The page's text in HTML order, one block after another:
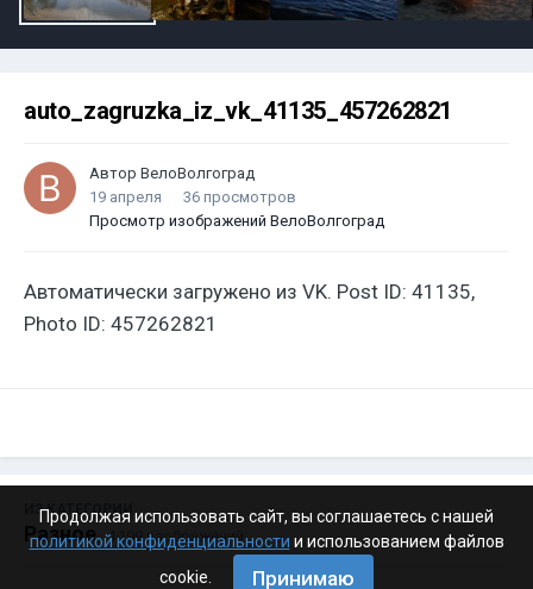
auto_zagruzka_iz_vk_41135_457262821
Автор ВелоВолгоград
19 апреля
36 просмотров
Просмотр изображений ВелоВолгоград
Автоматически загружено из VK. Post ID: 41135,
Photo ID: 457262821
ИЗ КАТЕГОРИИ:
Разное · 4 199 изображений
Продолжая использовать сайт, вы соглашаетесь с нашей
политикой конфиденциальности и использованием файлов
cookie.
Принимаю